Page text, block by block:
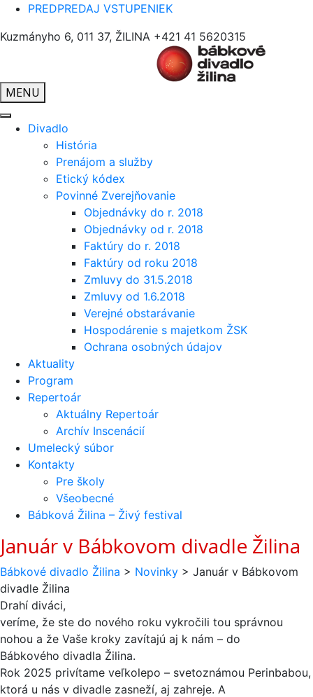
PREDPREDAJ VSTUPENIEK
Kuzmányho 6, 011 37, ŽILINA +421 41 5620315
MENU
Divadlo
História
Prenájom a služby
Etický kódex
Povinné Zverejňovanie
Objednávky do r. 2018
Objednávky od r. 2018
Faktúry do r. 2018
Faktúry od roku 2018
Zmluvy do 31.5.2018
Zmluvy od 1.6.2018
Verejné obstarávanie
Hospodárenie s majetkom ŽSK
Ochrana osobných údajov
Aktuality
Program
Repertoár
Aktuálny Repertoár
Archív Inscenácií
Umelecký súbor
Kontakty
Pre školy
Všeobecné
Bábková Žilina – Živý festival
Január v Bábkovom divadle Žilina
Bábkové divadlo Žilina > Novinky > Január v Bábkovom
divadle Žilina
Drahí diváci,
veríme, že ste do nového roku vykročili tou správnou
nohou a že Vaše kroky zavítajú aj k nám – do
Bábkového divadla Žilina.
Rok 2025 privítame veľkolepo – svetoznámou Perinbabou,
ktorá u nás v divadle zasneží, aj zahreje. A